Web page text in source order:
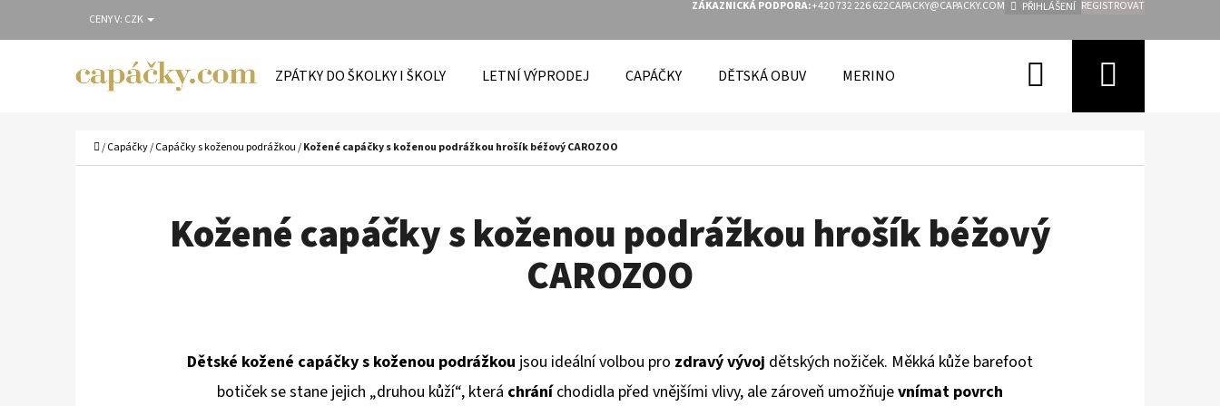
na
CENY V: CZK
ZÁKAZNICKÁ PODPORA:+420 732 226 622CAPACKY@CAPACKY.COM PŘIHLÁŠENÍ REGISTROVAT
ZPÁTKY DO ŠKOLKY I ŠKOLY LETNÍ VÝPRODEJ CAPÁČKY DĚTSKÁ OBUV MERINO Hledat
Domů
/Capáčky/Capáčky s koženou podrážkou/Kožené capáčky s koženou podrážkou hrošík béžový CAROZOO
Kožené capáčky s koženou podrážkou hrošík béžový
CAROZOO
Dětské kožené capáčky s koženou podrážkou jsou ideální volbou pro zdravý vývoj dětských nožiček. Měkká kůže barefoot
botiček se stane jejich „druhou kůží“, která chráníchodidla před vnějšími vlivy, ale zároveň umožňujevnímat povrch
O
Zpět
do
Zpět
do
DOPORUČUJEME